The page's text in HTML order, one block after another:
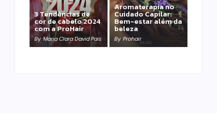
3 Tendências de
cor de cabelo 2024
com a ProHair
By Maria Clara David Pais
Aromaterapia no
Cuidado Capilar:
Bem-estar além da
beleza
By Prohair
Detox Capilar: Por
que remover
metais pesados
salva sua química?
By Prohair